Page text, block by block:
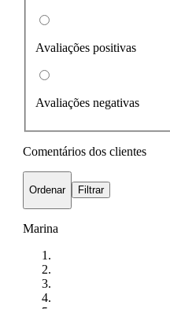
Avaliações positivas
Avaliações negativas
Comentários dos clientes
Ordenar Filtrar
Marina